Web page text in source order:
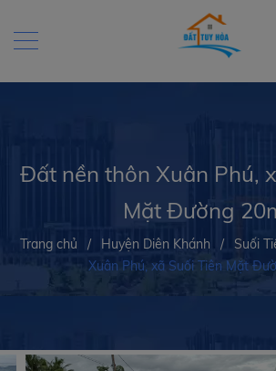
Đất nền thôn Xuân Phú,
Mặt Đường
Trang chủ / Huyện Diên Khánh / Suối
Xuân Phú, xã Suối Tiên Mặt